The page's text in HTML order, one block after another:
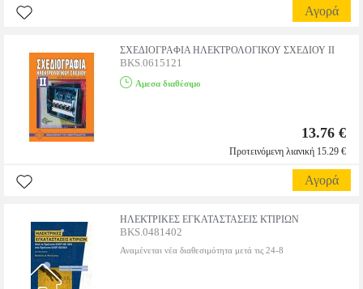
Αγορά
ΣΧΕΔΙΟΓΡΑΦΙΑ ΗΛΕΚΤΡΟΛΟΓΙΚΟΥ ΣΧΕΔΙΟΥ ΙΙ
BKS.0615121
Αμεσα διαθέσιμο
13.76 €
Προτεινόμενη λιανική 15.29 €
Αγορά
ΗΛΕΚΤΡΙΚΕΣ ΕΓΚΑΤΑΣΤΑΣΕΙΣ ΚΤΙΡΙΩΝ
BKS.0481402
Αναμένεται νέα διαθεσιμότητα μετά τις 24-8